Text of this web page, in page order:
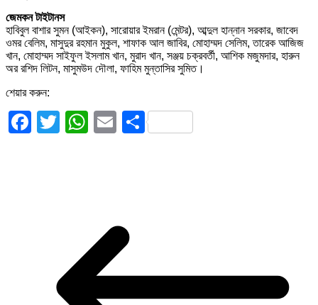
জেমকন টাইটানস
হাবিবুল বাশার সুমন (আইকন), সারোয়ার ইমরান (মেন্টর), আব্দুল হান্নান সরকার, জাবেদ
ওমর বেলিম, মাসুদুর রহমান মুকুল, শাফাক আল জাবির, মোহাম্মদ সেলিম, তারেক আজিজ
খান, মোহাম্মদ সাইফুল ইসলাম খান, মুরাদ খান, সঞ্জয় চক্রবর্তী, আশিক মজুমদার, হারুন
অর রশিদ লিটন, মাসুমউদ দৌলা, ফাহিম মুন্তাসির সুমিত।
শেয়ার করুন:
Facebook
Twitter
WhatsApp
EmailShare